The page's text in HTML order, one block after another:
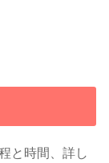
と時間、詳し